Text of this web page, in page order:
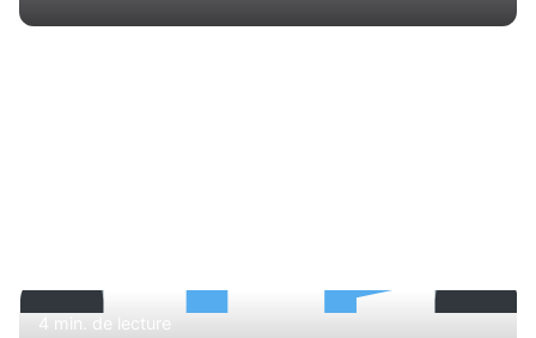
4 min. de lecture